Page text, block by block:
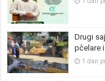
Drugi
pčelare
1 dan